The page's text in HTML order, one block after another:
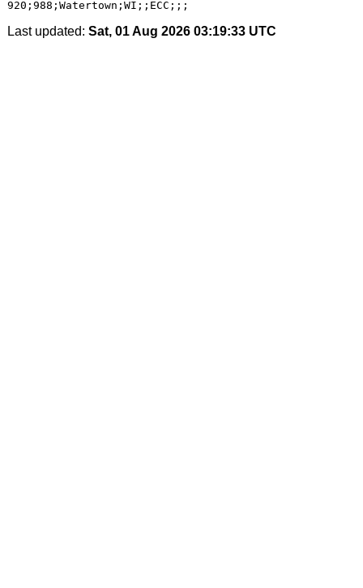
Last updated: Sat, 01 Aug 2026 03:19:33 UTC